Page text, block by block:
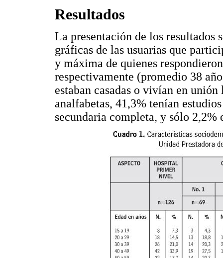
Resultados
La presentación de los resultados
gráficas de las usuarias que
y máxima de quienes
respectivamente (promedio 38
estaban casadas o vivían en
analfabetas, 41,3% tenían
secundaria completa, y sólo